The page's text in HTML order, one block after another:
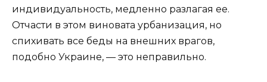
индивидуальность, медленно разлагая ее.
Отчасти в этом виновата урбанизация, но
спихивать все беды на внешних врагов,
подобно Украине, — это неправильно.